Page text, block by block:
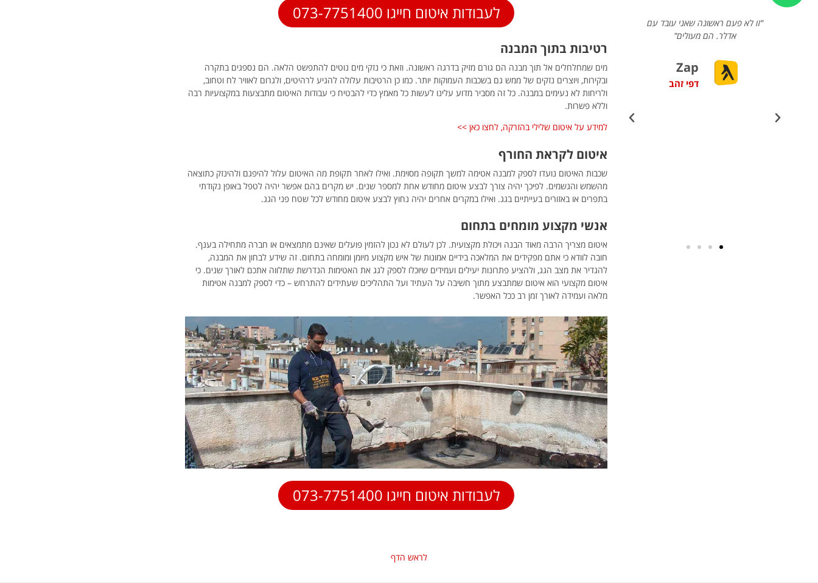
"זו לא פעם ראשונה שאני עובד עם
אדלר. הם מעולים"
Zap
דפי זהב
"שירות מצוין קבלן איטום ברמה גבוהה
Zap
דפי זהב
מקצוענים היודעים את מקצועם לפני
אזור אחד בשטח כ-1.5 מ"ר שחדרו
אליו מי גשם. התקשרנו אליהם
,צילמנו את התקלה והעברנו אליהם.
Zap
לאחר איסוף חוות דעת והמלצות
וסיוד הגג 480 מטר בידי חברת אדלר
ובנו בהנהלת רני אדלר. למרות
שהמחיר היה מעט גבוה מכל השאר,
Zap
לעבודות איטום חייגו 073-7751400
רטיבות בתוך המבנה
מים שמחלחלים אל תוך מבנה הם גורם מזיק בדרגה ראשונה. וזאת כי נזקי מים נוטים להתפשט הלאה. הם נספגים בתקרה
ובקירות, ויוצרים נזקים של ממש גם בשכבות העמוקות יותר. כמו כן הרטיבות עלולה להגיע לרהיטים, ולגרום לאוויר לח וטחוב,
ולריחות לא נעימים במבנה. כל זה מסביר מדוע עלינו לעשות כל מאמץ כדי להבטיח כי עבודות האיטום מתבצעות במקצועיות רבה
וללא פשרות.
למידע על איטום שלילי בהזרקה, לחצו כאן >>
איטום לקראת החורף
שכבות האיטום נועדו לספק למבנה אטימה למשך תקופה מסוימת. ואילו לאחר תקופת מה האיטום עלול להיפגם ולהינזק כתוצאה
מהשמש והגשמים. לפיכך יהיה צורך לבצע איטום מחודש אחת למספר שנים. יש מקרים בהם אפשר יהיה לטפל באופן נקודתי
בתפרים או באזורים בעייתיים בגג. ואילו במקרים אחרים יהיה נחוץ לבצע איטום מחודש לכל שטח פני הגג.
אנשי מקצוע מומחים בתחום
איטום מצריך הרבה מאוד הבנה ויכולת מקצועית. לכן לעולם לא נכון להזמין פועלים שאינם מתמצאים או חברה מתחילה בענף.
חובה לוודא כי אתם מפקידים את המלאכה בידיים אמונות של איש מקצוע מיומן ומומחה בתחום. זה שידע לבחון את המבנה,
להגדיר את מצב הגג, ולהציע פתרונות יעילים ועמידים שיוכלו לספק לגג את האטימות הנדרשת שתלווה אתכם לאורך שנים. כי
איטום מקצועי הוא איטום שמתבצע מתוך חשיבה על העתיד ועל התהליכים שעתידים להתרחש – כדי לספק למבנה אטימות
מלאה ועמידה לאורך זמן רב ככל האפשר.
לעבודות איטום חייגו 073-7751400
לראש הדף